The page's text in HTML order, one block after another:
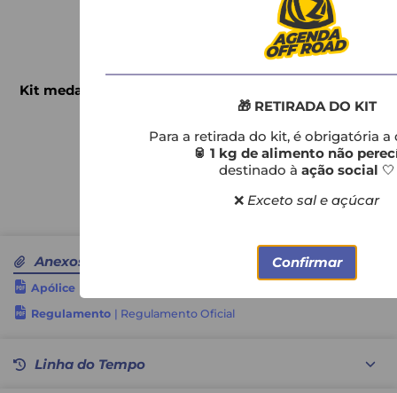
KIT DO ATLETA
Kit medalha e número de peito :
Informações e Suporte:
Agenda Off Road
Anexos
Apólice
Regulamento | Regulamento Oficial
Linha do Tempo
🎁 RETIRADA DO KIT
Para a retirada do kit, é obrigatória a
🥫 1 kg de alimento não
destinado à ação social 🤍
❌ Exceto sal e açúcar
Confirmar